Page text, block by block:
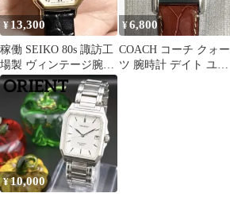
¥13,300
稼働 SEIKO 80s 諏訪工
場製 ヴィンテージ腕時
計 タンク スクエア
¥6,800
COACH コーチ クォー
ツ 腕時計 デイト ユニ
¥10,000